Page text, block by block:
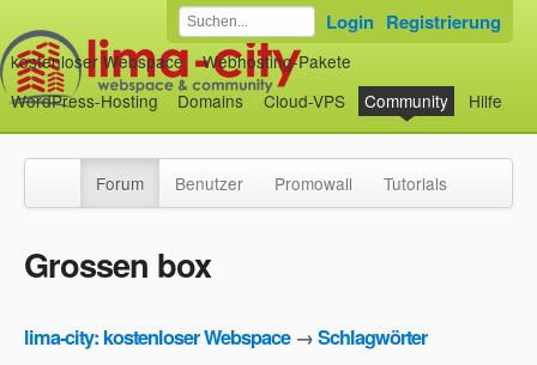
kostenloser Webspace
Webhosting-Pakete
WordPress-Hosting
Domains Cloud-VPS Community Hilfe
Login Registrierung
Forum Benutzer Promowall Tutorials
Grossen box
lima-city: kostenloser Webspace→Schlagwörter